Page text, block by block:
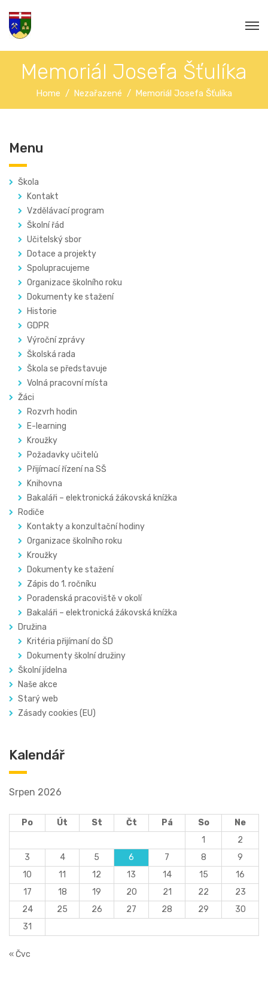
Memoriál Josefa Šťulíka
Home Nezařazené Memoriál Josefa Šťulíka
Menu
Škola
Kontakt
Vzdělávací program
Školní řád
Učitelský sbor
Dotace a projekty
Spolupracujeme
Organizace školního roku
Dokumenty ke stažení
Historie
GDPR
Výroční zprávy
Školská rada
Škola se představuje
Volná pracovní místa
Žáci
Rozvrh hodin
E-learning
Kroužky
Požadavky učitelů
Přijímací řízení na SŠ
Knihovna
Bakaláři – elektronická žákovská knížka
Rodiče
Kontakty a konzultační hodiny
Organizace školního roku
Kroužky
Dokumenty ke stažení
Zápis do 1. ročníku
Poradenská pracoviště v okolí
Bakaláři – elektronická žákovská knížka
Družina
Kritéria přijímaní do ŠD
Dokumenty školní družiny
Školní jídelna
Naše akce
Starý web
Zásady cookies (EU)
Kalendář
Srpen 2026
Po Út St Čt Pá So
Ne
1
2
3
4 5 6 7 8
9
10
11 12 13 14 15
16
17
18 19 20 21 22
23
24
25 26 27 28 29
30
31
« Čvc